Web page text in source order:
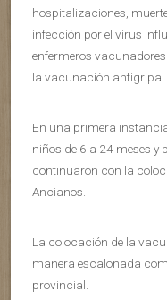
hospitalizaciones,
infección por el virus
enfermeros
la vacunación antigripal.
En una primera
niños de 6 a 24 meses y
continuaron con la
Ancianos.
La colocación de la
manera escalonada
provincial.